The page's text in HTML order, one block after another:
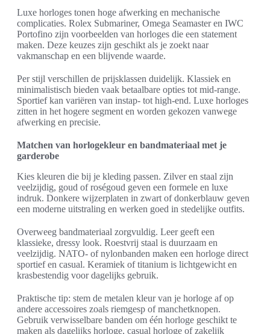
Luxe horloges tonen hoge afwerking en mechanische
complicaties. Rolex Submariner, Omega Seamaster en IWC
Portofino zijn voorbeelden van horloges die een statement
maken. Deze keuzes zijn geschikt als je zoekt naar
vakmanschap en een blijvende waarde.
Per stijl verschillen de prijsklassen duidelijk. Klassiek en
minimalistisch bieden vaak betaalbare opties tot mid-range.
Sportief kan variëren van instap- tot high-end. Luxe horloges
zitten in het hogere segment en worden gekozen vanwege
afwerking en precisie.
Matchen van horlogekleur en bandmateriaal met je
garderobe
Kies kleuren die bij je kleding passen. Zilver en staal zijn
veelzijdig, goud of roségoud geven een formele en luxe
indruk. Donkere wijzerplaten in zwart of donkerblauw geven
een moderne uitstraling en werken goed in stedelijke outfits.
Overweeg bandmateriaal zorgvuldig. Leer geeft een
klassieke, dressy look. Roestvrij staal is duurzaam en
veelzijdig. NATO- of nylonbanden maken een horloge direct
sportief en casual. Keramiek of titanium is lichtgewicht en
krasbestendig voor dagelijks gebruik.
Praktische tip: stem de metalen kleur van je horloge af op
andere accessoires zoals riemgesp of manchetknopen.
Gebruik verwisselbare banden om één horloge geschikt te
maken als dagelijks horloge, casual horloge of zakelijk